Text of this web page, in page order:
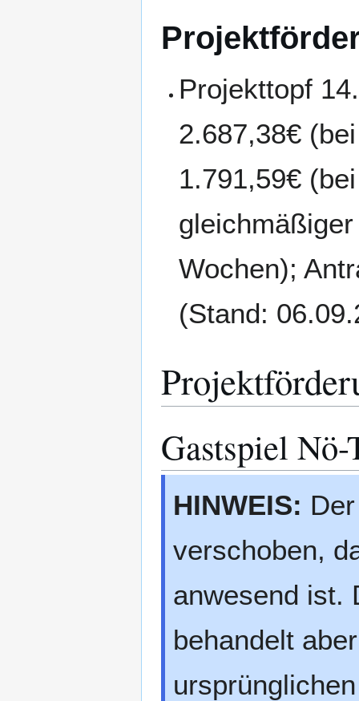
Projekttopf
2.687,38€
1.791,59€
Wochen);
(Stand:
Gastspiel
HINWEIS:
verschoben,
anwesend ist.
behandelt